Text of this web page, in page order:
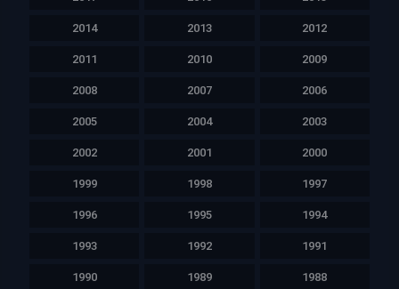
2014 2013 2012
2011 2010 2009
2008 2007 2006
2005 2004 2003
2002 2001 2000
1999 1998 1997
1996 1995 1994
1993 1992 1991
1990 1989 1988